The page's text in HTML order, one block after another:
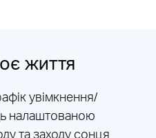
життя
увімкнення/
налаштованою
та заходу сонця